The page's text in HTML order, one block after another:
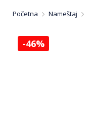
Početna Nameštaj
-46%